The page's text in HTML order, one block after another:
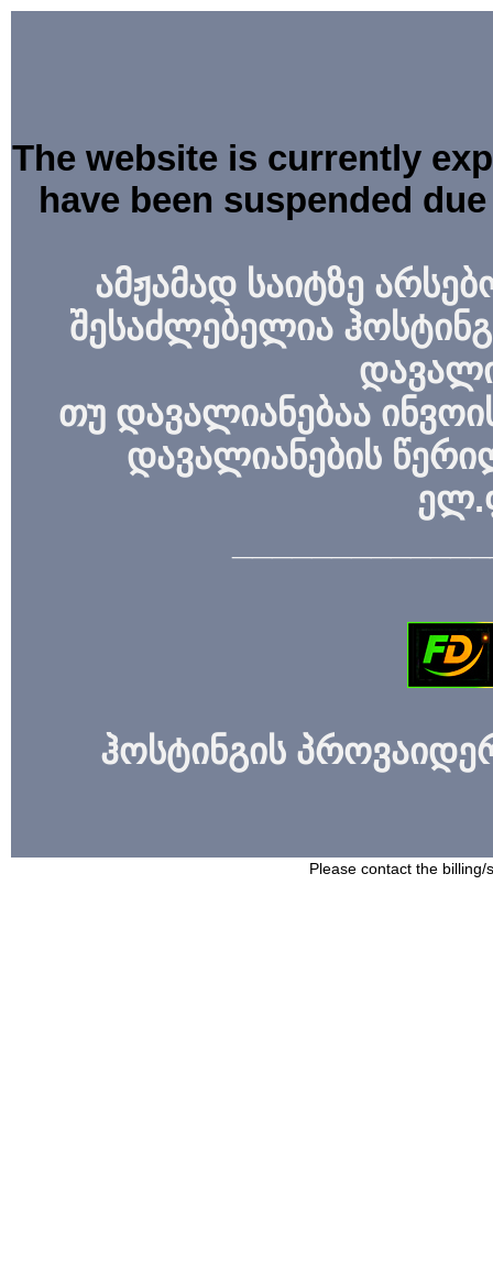
The website is currently
have been suspended
ამჟამად საიტზე
შესაძლებელია
თუ დავალიანებაა
დავალიანების
ჰოსტინგის
Please contact the